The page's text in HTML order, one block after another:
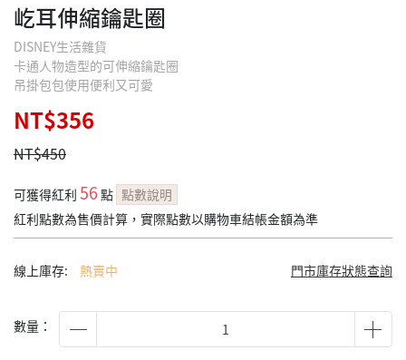
屹耳伸縮鑰匙圈
DISNEY生活雜貨
卡通人物造型的可伸縮鑰匙圈
吊掛包包使用便利又可愛
NT$356
NT$450
可獲得紅利 56點 點數說明
紅利點數為售價計算，實際點數以購物車結帳金額為準
線上庫存: 熱賣中 門市庫存狀態查詢
數量：